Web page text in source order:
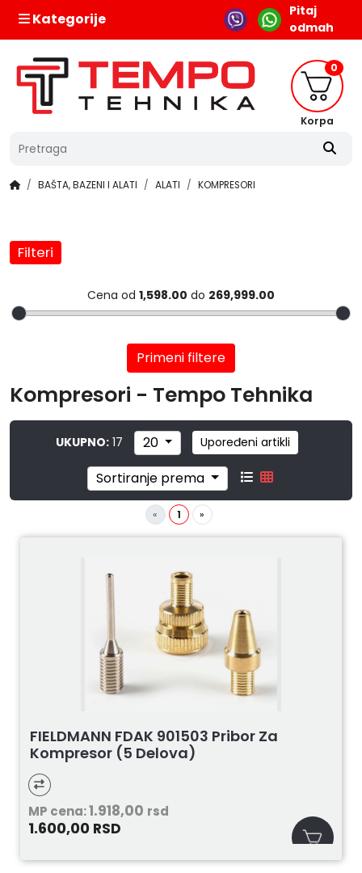
Kategorije
Pitaj
odmah
0
Korpa
BAŠTA, BAZENI I ALATI ALATI KOMPRESORI
Filteri
Cena od 1,598.00 do 269,999.00
Primeni filtere
Kompresori - Tempo Tehnika
UKUPNO:17 20 Upoređeni artikli
Sortiranje prema
« 1 »
FIELDMANN FDAK 901503 Pribor Za
Kompresor (5 Delova)
MP cena:1.918,00 rsd
1.600,00 RSD